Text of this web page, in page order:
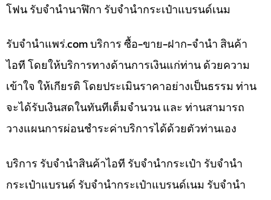
โฟน รับจำนำนาฬิกา รับจำนำกระเป๋าแบรนด์เนม
รับจํานําแพร่.com บริการ ซื้อ-ขาย-ฝาก-จำนำ สินค้า
ไอที โดยให้บริการทางด้านการเงินแก่ท่าน ด้วยความ
เข้าใจ ให้เกียรติ โดยประเมินราคาอย่างเป็นธรรม ท่าน
จะได้รับเงินสดในทันทีเต็มจำนวน และ ท่านสามารถ
วางแผนการผ่อนชำระค่าบริการได้ด้วยตัวท่านเอง
บริการ รับจำนำสินค้าไอที รับจำนำกระเป๋า รับจำนำ
กระเป๋าแบรนด์ รับจำนำกระเป๋าแบรนด์เนม รับจำนำ